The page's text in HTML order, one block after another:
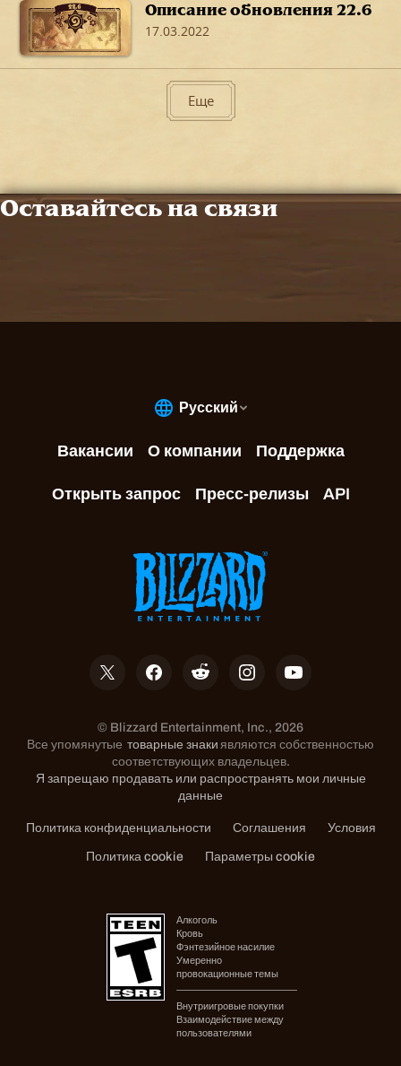
Описание обновления 22.6
17.03.2022
Еще
Оставайтесь на связи